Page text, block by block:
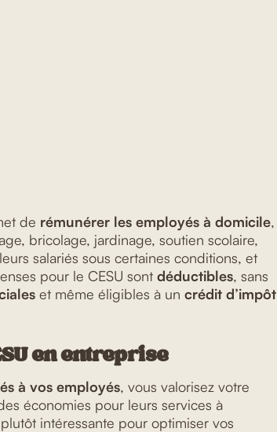
de rémunérer les employés à domicile,
bricolage, jardinage, soutien scolaire,
salariés sous certaines conditions, et
pour le CESU sont déductibles, sans
et même éligibles à un crédit d’impôt
en entreprise
à vos employés, vous valorisez votre
économies pour leurs services à
intéressante pour optimiser vos